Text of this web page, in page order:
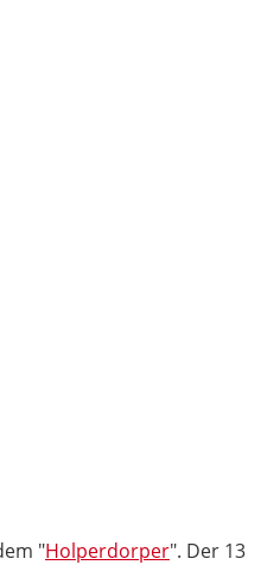
"Holperdorper". Der 13